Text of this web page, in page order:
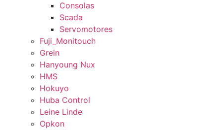
Consolas
Scada
Servomotores
Fuji_Monitouch
Grein
Hanyoung Nux
HMS
Hokuyo
Huba Control
Leine Linde
Opkon